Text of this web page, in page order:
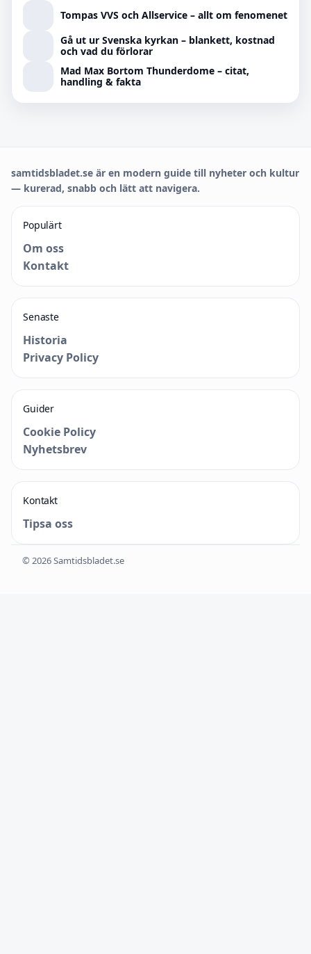
Tompas VVS och Allservice – allt om fenomenet
Gå ut ur Svenska kyrkan – blankett, kostnad
och vad du förlorar
Mad Max Bortom Thunderdome – citat,
handling & fakta
samtidsbladet.se är en modern guide till nyheter och kultur
— kurerad, snabb och lätt att navigera.
Populärt
Om oss
Kontakt
Senaste
Historia
Privacy Policy
Guider
Cookie Policy
Nyhetsbrev
Kontakt
Tipsa oss
© 2026 Samtidsbladet.se